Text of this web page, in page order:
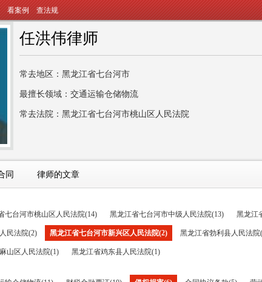
看案例 查法规
任洪伟律师
常去地区：黑龙江省七台河市
最擅长领域：交通运输仓储物流
常去法院：黑龙江省七台河市桃山区人民法院
同 律师的文章
七台河市桃山区人民法院(14) 黑龙江省七台河市中级人民法院(13) 黑龙江
民法院(2) 黑龙江省七台河市新兴区人民法院(2) 黑龙江省勃利县人民法院
山区人民法院(1) 黑龙江省鸡东县人民法院(1)